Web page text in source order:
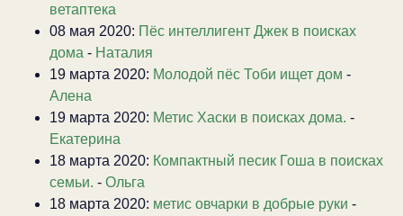
ветаптека
08 мая 2020: Пёс интеллигент Джек в поисках
дома - Наталия
19 марта 2020: Молодой пёс Тоби ищет дом -
Алена
19 марта 2020: Метис Хаски в поисках дома. -
Екатерина
18 марта 2020: Компактный песик Гоша в поисках
семьи. - Ольга
18 марта 2020: метис овчарки в добрые руки -